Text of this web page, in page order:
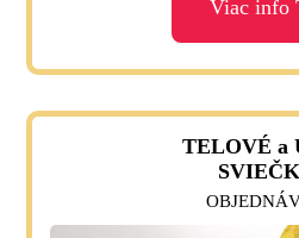
Viac info
TELOVÉ a